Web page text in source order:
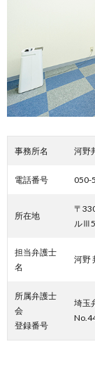
事務所名 河野
電話番号 050-
所在地
〒
ル
担当弁護士
名
河野
所属弁護士
会
登録番号
埼玉